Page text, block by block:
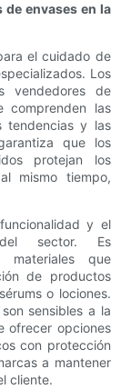
envases en la
el cuidado de
Los
vendedores de
comprenden las
tendencias y las
que los
protejan los
mismo tiempo,
y el
sector. Es
materiales que
de productos
o lociones.
sensibles a la
ofrecer opciones
con protección
a mantener
cliente.